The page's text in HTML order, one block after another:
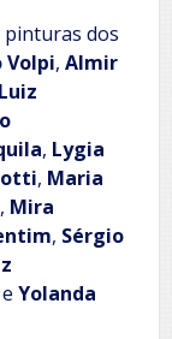
pinturas dos
, Almir
, Lygia
, Maria
, Mira
, Sérgio
e Yolanda